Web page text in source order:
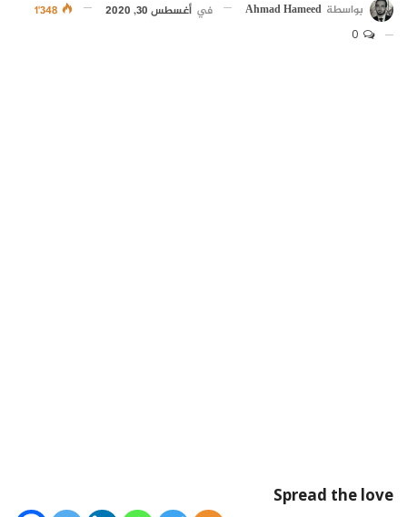
بواسطة Ahmad Hameed في أغسطس 30, 2020
Spread the love